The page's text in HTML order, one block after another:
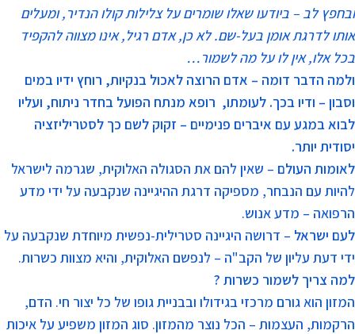
ובחפץ לב – ביודעו שאלו שומרים על צלילות קולו הנדיר, ומעלים
אותו לדרגת אומן בעל-שם. לא כן, אדם רגיל, אינו מצווה להקפיד
בכל אלו, אין לו על מה לשמור…
ולמה הדבר דומה – אדם הרוצה לאכול בנקיות, רוחץ ידיו במים
וסבון – ודיו בכך. לעומתו, רופא מנתח הפועל בחדר ניתוח, ועליו
לבוא במגע עם איברים פנימיים – זקוק לשם כך לסטריליזציה
יסודית יותר.
לאומות העולם – שאין להם את הסגולה האלוקית, שגרמה לישראל
להיות עם הנבחר, מספיקה דרגת ההיגיינה שנקבעה על ידי מדע
הרפואה – מדע אנוש.
לעם ישראל – דרושה היגיינה סטרילית-נפשית מיוחדת שנקבעה על
ידי דעת עליון של הקב"ה – לנפשם האלוקית, והיא מצוות כשרות.
למה צריך לשמור כשרות ?
המזון הוא גורם מרכזי בגידולו ובבניית גופו של כל יצור חי. הדם,
הרקמות, העצמות – הכל נוצר מהמזון. סוג המזון משפיע על איכות